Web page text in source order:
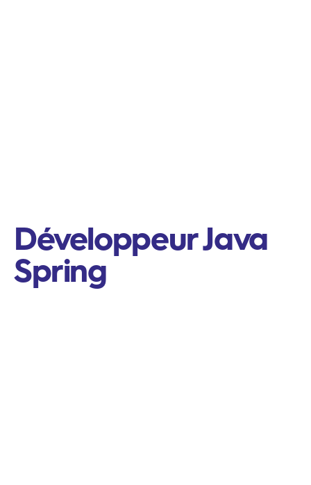
Développeur Java
Spring